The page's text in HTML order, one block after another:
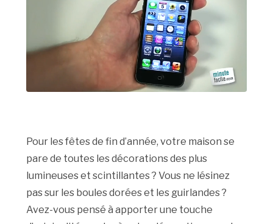
Pour les fêtes de fin d’année, votre maison se
pare de toutes les décorations des plus
lumineuses et scintillantes ? Vous ne lésinez
pas sur les boules dorées et les guirlandes ?
Avez-vous pensé à apporter une touche